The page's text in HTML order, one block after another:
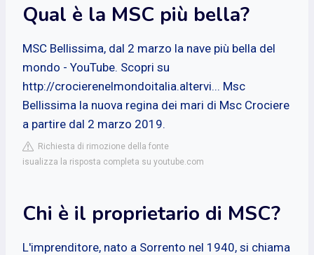
Qual è la MSC più bella?
MSC Bellissima, dal 2 marzo la nave più bella del
mondo - YouTube. Scopri su
http://crocierenelmondoitalia.altervi... Msc
Bellissima la nuova regina dei mari di Msc Crociere
a partire dal 2 marzo 2019.
Richiesta di rimozione della fonte
isualizza la risposta completa su youtube.com
Chi è il proprietario di MSC?
L'imprenditore, nato a Sorrento nel 1940, si chiama